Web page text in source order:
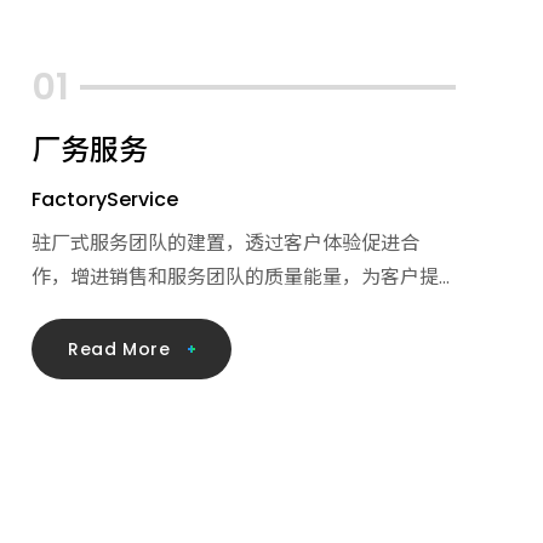
厂务服务
FactoryService
驻厂式服务团队的建置，透过客户体验促进合
作，增进销售和服务团队的质量能量，为客户提
的同仁们得以发展、传输、实践环境友善的核心
价值。
Read More